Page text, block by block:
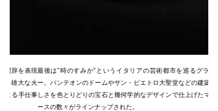
最後は"時のすみか"というイタリアの芸術都市を巡るグランドツア
ー。パンテオンのドームやサン・ピエトロ大聖堂などの建築の素晴ら
しさを色とりどりの宝石と幾何学的なデザインで仕上げたマスターピ
ースの数々がラインナップされた。